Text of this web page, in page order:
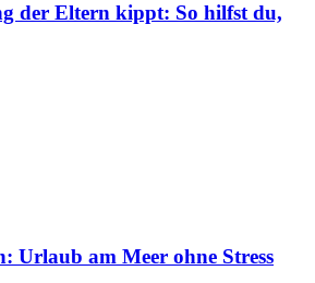
der Eltern kippt: So hilfst du,
Urlaub am Meer ohne Stress